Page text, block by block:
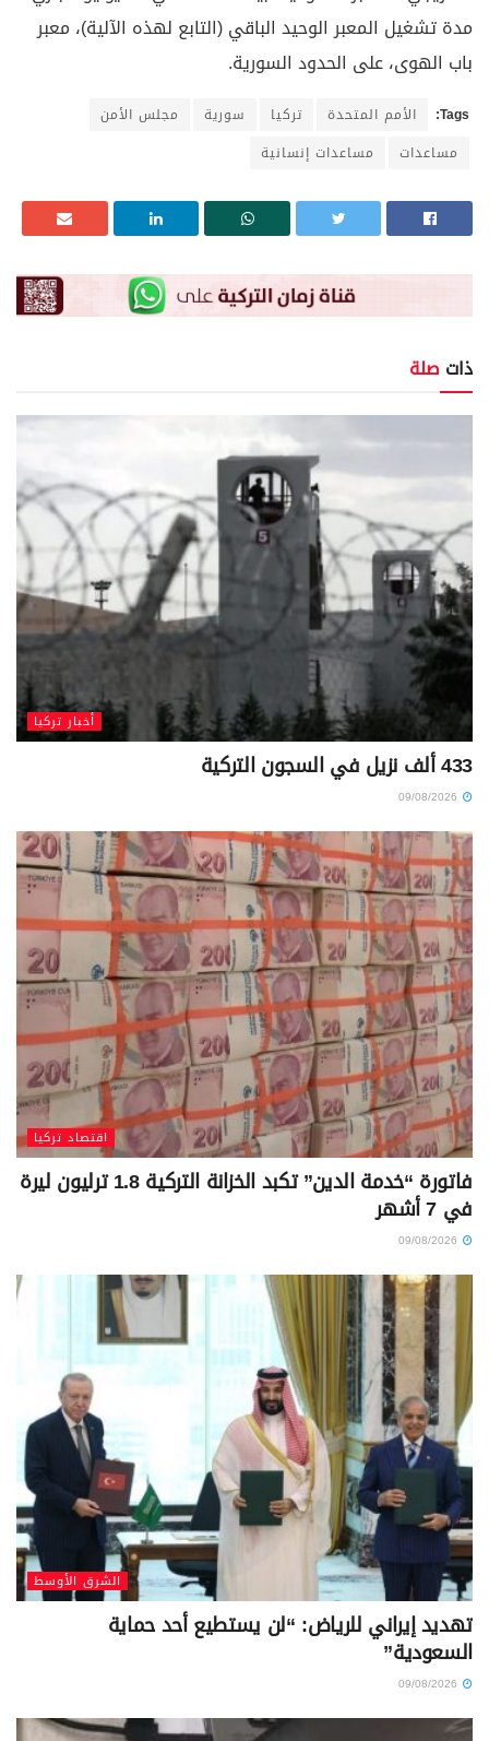
مدة تشغيل المعبر الوحيد الباقي (التابع لهذه الآلية)، معبر
باب الهوى، على الحدود السورية.
Tags: الأمم المتحدة تركيا سورية
مجلس الأمن
مساعدات
مساعدات إنسانية
ذات صلة
أخبار تركيا
433 ألف نزيل في السجون التركية
اقتصاد تركيا
فاتورة “خدمة الدين” تكبد الخزانة التركية 1.8 ترليون ليرة
في 7 أشهر
الشرق الأوسط
تهديد إيراني للرياض: “لن يستطيع أحد حماية
السعودية”